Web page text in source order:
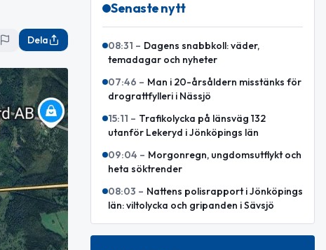
Dela
Senaste nytt
08:31 – Dagens snabbkoll: väder,
temadagar och nyheter
07:46 – Man i 20-årsåldern misstänks för
drograttfylleri i Nässjö
15:11 – Trafikolycka på länsväg 132
utanför Lekeryd i Jönköpings län
09:04 – Morgonregn, ungdomsutflykt och
heta söktrender
08:03 – Nattens polisrapport i Jönköpings
län: viltolycka och gripanden i Sävsjö